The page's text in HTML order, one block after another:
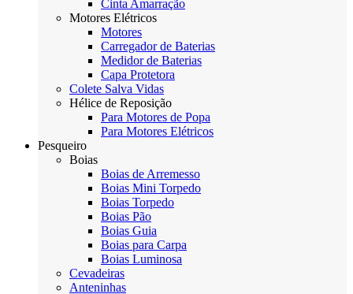
Cinta Amarração
Motores Elétricos
Motores
Carregador de Baterias
Medidor de Baterias
Capa Protetora
Colete Salva Vidas
Hélice de Reposição
Para Motores de Popa
Para Motores Elétricos
Pesqueiro
Boias
Boias de Arremesso
Boias Mini Torpedo
Boias Torpedo
Boias Pão
Boias Guia
Boias para Carpa
Boias Luminosa
Cevadeiras
Anteninhas